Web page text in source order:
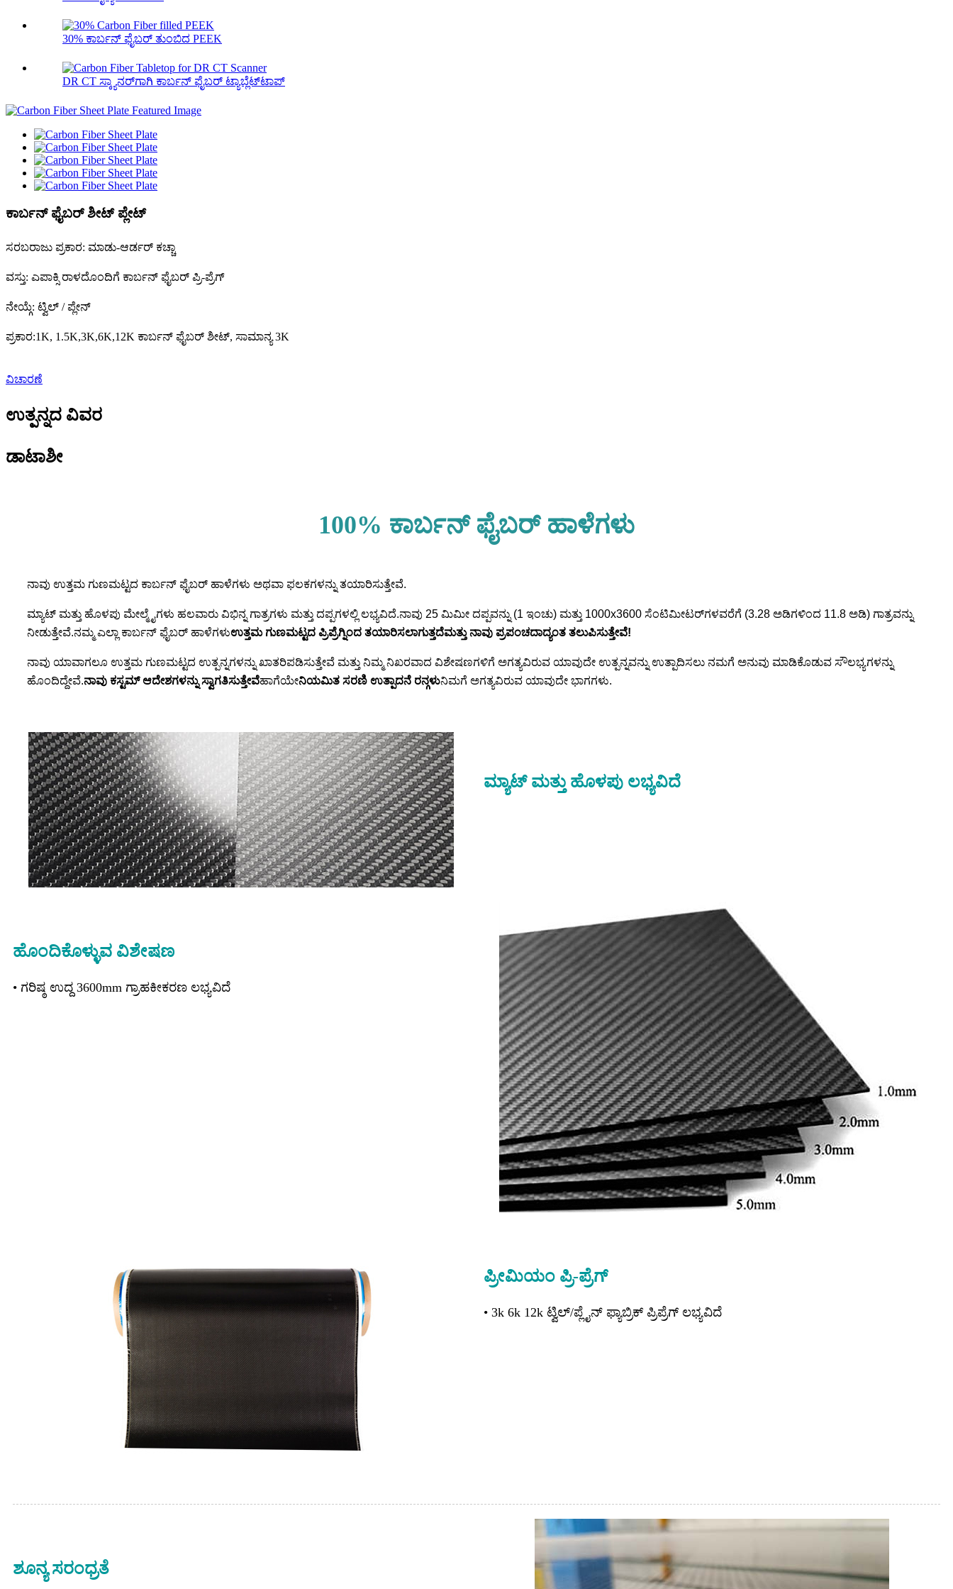
30% ಕಾರ್ಬನ್ ಫೈಬರ್ ತುಂಬಿದ PEEK
DR CT ಸ್ಕ್ಯಾನರ್‌ಗಾಗಿ ಕಾರ್ಬನ್ ಫೈಬರ್ ಟ್ಯಾಬ್ಲೆಟ್‌ಟಾಪ್
ಕಾರ್ಬನ್ ಫೈಬರ್ ಶೀಟ್ ಪ್ಲೇಟ್
ಸರಬರಾಜು ಪ್ರಕಾರ: ಮಾಡು-ಆರ್ಡರ್ ಕಚ್ಚಾ
ವಸ್ತು: ಎಪಾಕ್ಸಿ ರಾಳದೊಂದಿಗೆ ಕಾರ್ಬನ್ ಫೈಬರ್ ಪ್ರಿ-ಪ್ರೆಗ್
ನೇಯ್ಗೆ: ಟ್ವಿಲ್ / ಪ್ಲೇನ್
ಪ್ರಕಾರ:1K, 1.5K,3K,6K,12K ಕಾರ್ಬನ್ ಫೈಬರ್ ಶೀಟ್, ಸಾಮಾನ್ಯ 3K
ವಿಚಾರಣೆ
ಉತ್ಪನ್ನದ ವಿವರ
ಡಾಟಾಶೀ
100% ಕಾರ್ಬನ್ ಫೈಬರ್ ಹಾಳೆಗಳು
ನಾವು ಉತ್ತಮ ಗುಣಮಟ್ಟದ ಕಾರ್ಬನ್ ಫೈಬರ್ ಹಾಳೆಗಳು ಅಥವಾ ಫಲಕಗಳನ್ನು ತಯಾರಿಸುತ್ತೇವೆ.
ಮ್ಯಾಟ್ ಮತ್ತು ಹೊಳಪು ಮೇಲ್ಮೈಗಳು ಹಲವಾರು ವಿಭಿನ್ನ ಗಾತ್ರಗಳು ಮತ್ತು ದಪ್ಪಗಳಲ್ಲಿ ಲಭ್ಯವಿದೆ.ನಾವು 25 ಮಿಮೀ ದಪ್ಪವನ್ನು (1 ಇಂಚು) ಮತ್ತು 1000x3600 ಸೆಂಟಿಮೀಟರ್‌ಗಳವರೆಗೆ (3.28 ಅಡಿಗಳಿಂದ 11.8 ಅಡಿ) ಗಾತ್ರವನ್ನು
ನೀಡುತ್ತೇವೆ.ನಮ್ಮ ಎಲ್ಲಾ ಕಾರ್ಬನ್ ಫೈಬರ್ ಹಾಳೆಗಳುಉತ್ತಮ ಗುಣಮಟ್ಟದ ಪ್ರಿಪ್ರೆಗ್ನಿಂದ ತಯಾರಿಸಲಾಗುತ್ತದೆಮತ್ತು ನಾವು ಪ್ರಪಂಚದಾದ್ಯಂತ ತಲುಪಿಸುತ್ತೇವೆ!
ನಾವು ಯಾವಾಗಲೂ ಉತ್ತಮ ಗುಣಮಟ್ಟದ ಉತ್ಪನ್ನಗಳನ್ನು ಖಾತರಿಪಡಿಸುತ್ತೇವೆ ಮತ್ತು ನಿಮ್ಮ ನಿಖರವಾದ ವಿಶೇಷಣಗಳಿಗೆ ಅಗತ್ಯವಿರುವ ಯಾವುದೇ ಉತ್ಪನ್ನವನ್ನು ಉತ್ಪಾದಿಸಲು ನಮಗೆ ಅನುವು ಮಾಡಿಕೊಡುವ ಸೌಲಭ್ಯಗಳನ್ನು
ಹೊಂದಿದ್ದೇವೆ.ನಾವು ಕಸ್ಟಮ್ ಆದೇಶಗಳನ್ನು ಸ್ವಾಗತಿಸುತ್ತೇವೆಹಾಗೆಯೇನಿಯಮಿತ ಸರಣಿ ಉತ್ಪಾದನೆ ರನ್ಗಳುನಿಮಗೆ ಅಗತ್ಯವಿರುವ ಯಾವುದೇ ಭಾಗಗಳು.
ಮ್ಯಾಟ್ ಮತ್ತು ಹೊಳಪು ಲಭ್ಯವಿದೆ
ಹೊಂದಿಕೊಳ್ಳುವ ವಿಶೇಷಣ
• ಗರಿಷ್ಠ ಉದ್ದ 3600mm ಗ್ರಾಹಕೀಕರಣ ಲಭ್ಯವಿದೆ
ಪ್ರೀಮಿಯಂ ಪ್ರಿ-ಪ್ರೆಗ್
• 3k 6k 12k ಟ್ವಿಲ್/ಪ್ಲೈನ್ ​​ಫ್ಯಾಬ್ರಿಕ್ ಪ್ರಿಪ್ರೆಗ್ ಲಭ್ಯವಿದೆ
ಶೂನ್ಯ ಸರಂಧ್ರತೆ